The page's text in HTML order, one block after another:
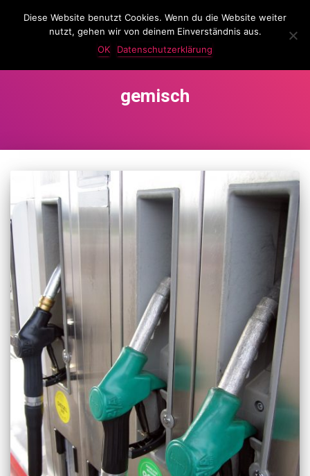
LassKnattern
gemisch
Diese Website benutzt Cookies. Wenn du die Website weiter
nutzt, gehen wir von deinem Einverständnis aus.
OK
Datenschutzerklärung